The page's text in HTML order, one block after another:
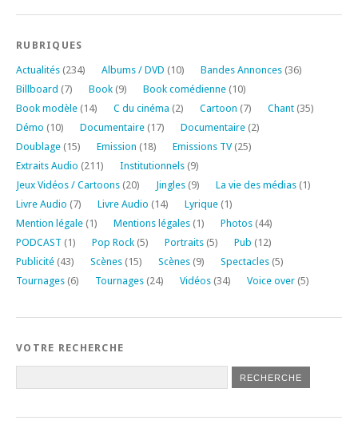
RUBRIQUES
Actualités (234) Albums / DVD (10) Bandes Annonces (36)
Billboard (7) Book (9) Book comédienne (10)
Book modèle (14) C du cinéma (2) Cartoon (7) Chant (35)
Démo (10) Documentaire (17) Documentaire (2)
Doublage (15) Emission (18) Emissions TV(25)
Extraits Audio (211) Institutionnels (9)
Jeux Vidéos / Cartoons (20) Jingles (9) La vie des médias (1)
Livre Audio (7) Livre Audio (14) Lyrique (1)
Mention légale (1) Mentions légales (1) Photos (44)
PODCAST (1) Pop Rock (5) Portraits (5) Pub (12)
Publicité (43) Scènes (15) Scènes (9) Spectacles (5)
Tournages (6) Tournages (24) Vidéos (34) Voice over (5)
VOTRE RECHERCHE